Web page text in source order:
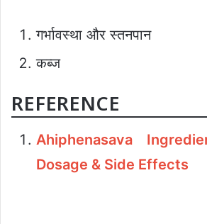
गर्भावस्था और स्तनपान
कब्ज
REFERENCE
Ahiphenasava
Dosage & Side Effects